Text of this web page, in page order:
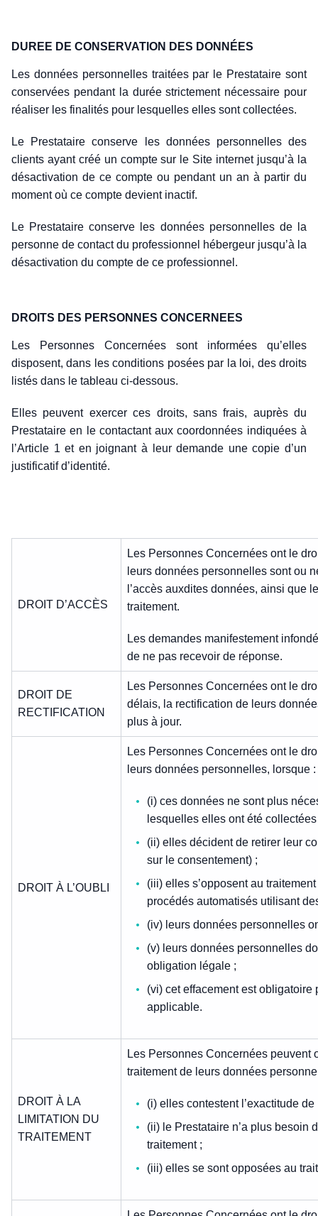
DUREE DE CONSERVATION DES DONNÉES
Les données personnelles traitées par le Prestataire sont
conservées pendant la durée strictement nécessaire pour
réaliser les finalités pour lesquelles elles sont collectées.
Le Prestataire conserve les données personnelles des
clients ayant créé un compte sur le Site internet jusqu’à la
désactivation de ce compte ou pendant un an à partir du
moment où ce compte devient inactif.
Le Prestataire conserve les données personnelles de la
personne de contact du professionnel hébergeur jusqu’à la
désactivation du compte de ce professionnel.
DROITS DES PERSONNES CONCERNEES
Les Personnes Concernées sont informées qu’elles
disposent, dans les conditions posées par la loi, des droits
listés dans le tableau ci-dessous.
Elles peuvent exercer ces droits, sans frais, auprès du
Prestataire en le contactant aux coordonnées indiquées à
l’Article 1 et en joignant à leur demande une copie d’un
justificatif d’identité.
DROIT D’ACCÈS
Les Personnes Concernées ont le
leurs données personnelles sont ou
l’accès auxdites données, ainsi que
traitement.
Les demandes manifestement
de ne pas recevoir de réponse.
DROIT DE
RECTIFICATION
Les Personnes Concernées ont le
délais, la rectification de leurs
plus à jour.
DROIT À L’OUBLI
Les Personnes Concernées ont le
leurs données personnelles, lorsque :
(i) ces données ne sont plus
lesquelles elles ont été
(ii) elles décident de retirer leur
sur le consentement) ;
(iii) elles s’opposent au
procédés automatisés utilisant
(iv) leurs données personnelles
(v) leurs données personnelles
obligation légale ;
(vi) cet effacement est
applicable.
DROIT À LA
LIMITATION DU
TRAITEMENT
Les Personnes Concernées peuvent
traitement de leurs données
(i) elles contestent l’exactitude
(ii) le Prestataire n’a plus besoin
traitement ;
(iii) elles se sont opposées au